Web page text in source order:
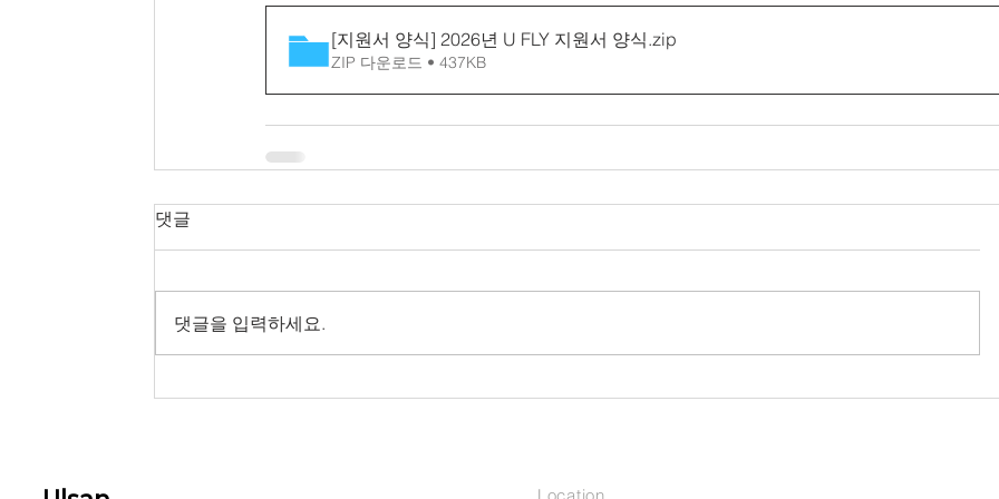
[지원서 양식] 2026년 U FLY 지원서 양식.zip
ZIP 다운로드 • 437KB
댓글
댓글을 입력하세요.